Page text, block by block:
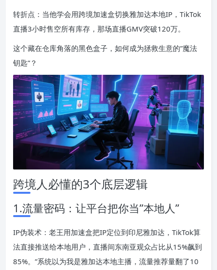
转折点：当他学会用跨境加速盒切换雅加达本地IP，TikTok
直播3小时售空所有库存，那场直播GMV突破120万。
这个藏在仓库角落的黑色盒子，如何成为拯救生意的”魔法
钥匙”？
跨境人必懂的3个底层逻辑
1.流量密码：让平台把你当”本地人”
IP伪装术：老王用加速盒把IP定位到印尼雅加达，TikTok算
法直接推送给本地用户，直播间东南亚观众占比从15%飙到
85%。”系统以为我是雅加达本地主播，流量推荐量翻了10